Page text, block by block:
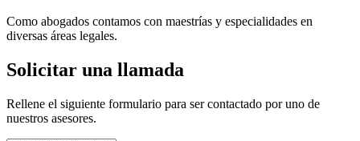
Como abogados contamos con maestrías y especialidades en
diversas áreas legales.
Solicitar una llamada
Rellene el siguiente formulario para ser contactado por uno de
nuestros asesores.